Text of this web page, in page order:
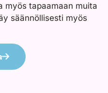
myös tapaamaan muita
säännöllisesti myös